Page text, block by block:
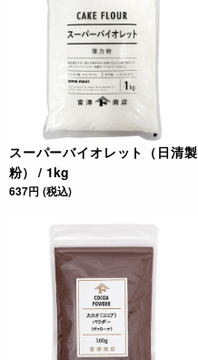
スーパーバイオレット（日清製
粉） / 1kg
637円 (税込)